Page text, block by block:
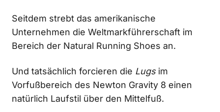
Seitdem strebt das amerikanische
Unternehmen die Weltmarkführerschaft im
Bereich der Natural Running Shoes an.
Und tatsächlich forcieren die Lugsim
Vorfußbereich des Newton Gravity 8 einen
natürlich Laufstil über den Mittelfuß.